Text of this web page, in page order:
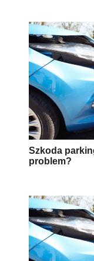
Szkoda
problem?